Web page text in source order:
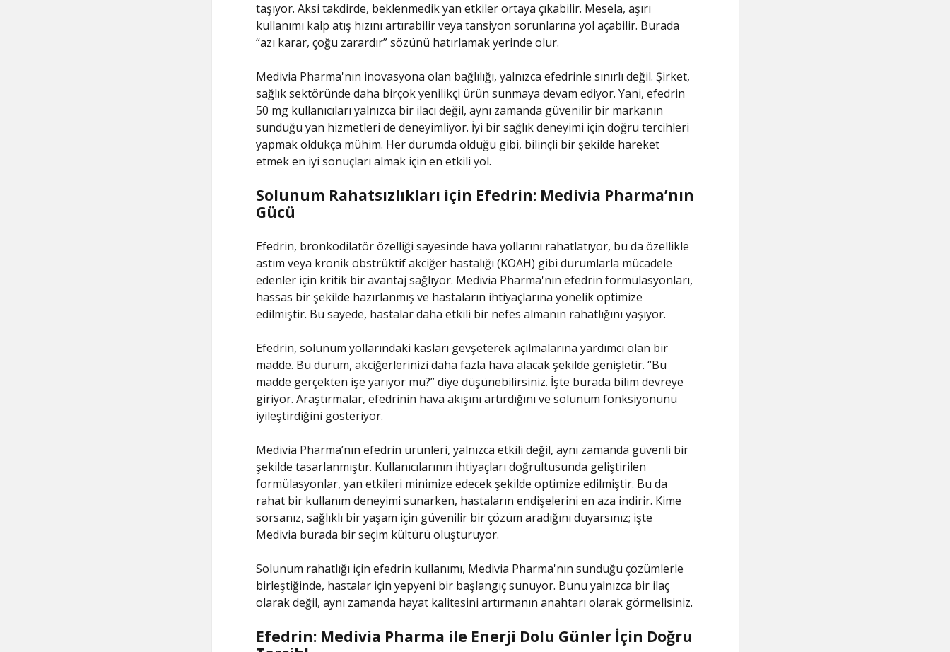
taşıyor. Aksi takdirde, beklenmedik yan etkiler ortaya çıkabilir. Mesela, aşırı
kullanımı kalp atış hızını artırabilir veya tansiyon sorunlarına yol açabilir. Burada
“azı karar, çoğu zarardır” sözünü hatırlamak yerinde olur.
Medivia Pharma'nın inovasyona olan bağlılığı, yalnızca efedrinle sınırlı değil. Şirket,
sağlık sektöründe daha birçok yenilikçi ürün sunmaya devam ediyor. Yani, efedrin
50 mg kullanıcıları yalnızca bir ilacı değil, aynı zamanda güvenilir bir markanın
sunduğu yan hizmetleri de deneyimliyor. İyi bir sağlık deneyimi için doğru tercihleri
yapmak oldukça mühim. Her durumda olduğu gibi, bilinçli bir şekilde hareket
etmek en iyi sonuçları almak için en etkili yol.
Solunum Rahatsızlıkları için Efedrin: Medivia Pharma’nın
Gücü
Efedrin, bronkodilatör özelliği sayesinde hava yollarını rahatlatıyor, bu da özellikle
astım veya kronik obstrüktif akciğer hastalığı (KOAH) gibi durumlarla mücadele
edenler için kritik bir avantaj sağlıyor. Medivia Pharma'nın efedrin formülasyonları,
hassas bir şekilde hazırlanmış ve hastaların ihtiyaçlarına yönelik optimize
edilmiştir. Bu sayede, hastalar daha etkili bir nefes almanın rahatlığını yaşıyor.
Efedrin, solunum yollarındaki kasları gevşeterek açılmalarına yardımcı olan bir
madde. Bu durum, akciğerlerinizi daha fazla hava alacak şekilde genişletir. “Bu
madde gerçekten işe yarıyor mu?” diye düşünebilirsiniz. İşte burada bilim devreye
giriyor. Araştırmalar, efedrinin hava akışını artırdığını ve solunum fonksiyonunu
iyileştirdiğini gösteriyor.
Medivia Pharma’nın efedrin ürünleri, yalnızca etkili değil, aynı zamanda güvenli bir
şekilde tasarlanmıştır. Kullanıcılarının ihtiyaçları doğrultusunda geliştirilen
formülasyonlar, yan etkileri minimize edecek şekilde optimize edilmiştir. Bu da
rahat bir kullanım deneyimi sunarken, hastaların endişelerini en aza indirir. Kime
sorsanız, sağlıklı bir yaşam için güvenilir bir çözüm aradığını duyarsınız; işte
Medivia burada bir seçim kültürü oluşturuyor.
Solunum rahatlığı için efedrin kullanımı, Medivia Pharma'nın sunduğu çözümlerle
birleştiğinde, hastalar için yepyeni bir başlangıç sunuyor. Bunu yalnızca bir ilaç
olarak değil, aynı zamanda hayat kalitesini artırmanın anahtarı olarak görmelisiniz.
Efedrin: Medivia Pharma ile Enerji Dolu Günler İçin Doğru